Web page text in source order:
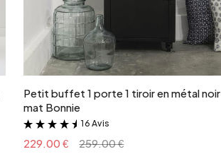
Ajouter au panier
Petit buffet 1 porte 1 tiroir en métal noir
mat Bonnie
&
16 Avis
229.00 € 259.00 €